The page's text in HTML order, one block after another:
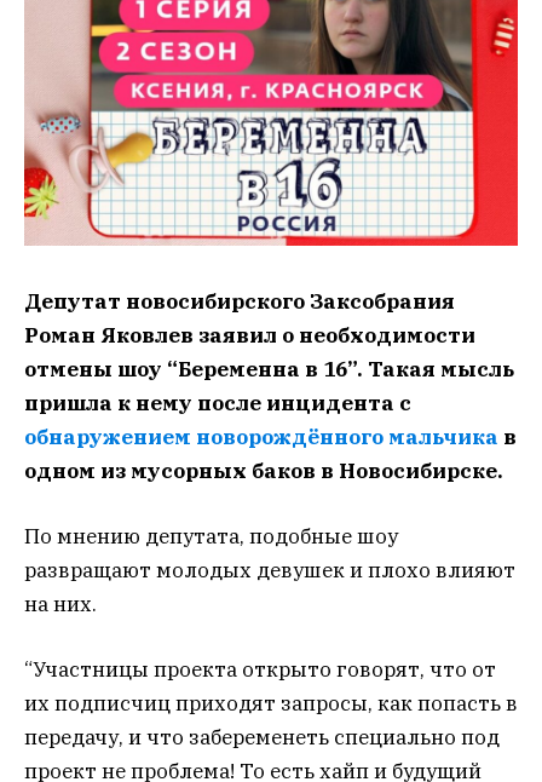
Депутат новосибирского Заксобрания
Роман Яковлев заявил о необходимости
отмены шоу “Беременна в 16”. Такая мысль
пришла к нему после инцидента с
обнаружением новорождённого мальчика в
одном из мусорных баков в Новосибирске.
По мнению депутата, подобные шоу
развращают молодых девушек и плохо влияют
на них.
“Участницы проекта открыто говорят, что от
их подписчиц приходят запросы, как попасть в
передачу, и что забеременеть специально под
проект не проблема! То есть хайп и будущий